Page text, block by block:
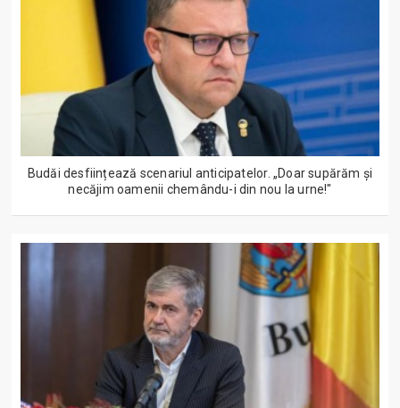
Budăi desființează scenariul anticipatelor. „Doar supărăm și
necăjim oamenii chemându-i din nou la urne!"